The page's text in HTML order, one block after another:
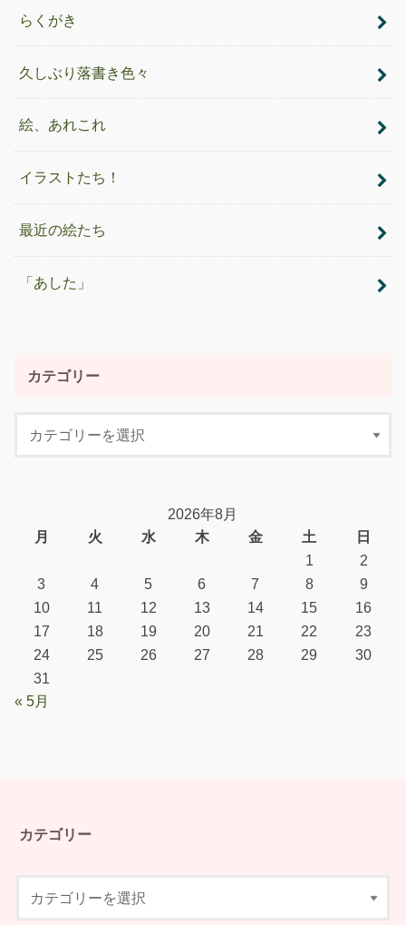
らくがき
久しぶり落書き色々
絵、あれこれ
イラストたち！
最近の絵たち
「あした」
カテゴリー
2026年8月
月
火 水 木 金 土
日
1
2
3
4 5 6 7 8
9
10
11 12 13 14 15
16
17
18 19 20 21 22
23
24
25 26 27 28 29
30
31
« 5月
カテゴリー